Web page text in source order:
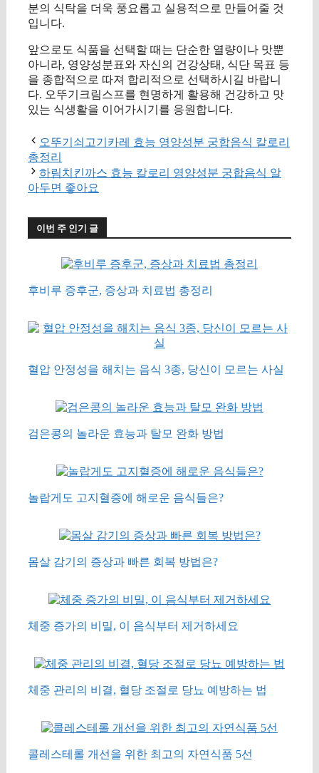
분의 식탁을 더욱 풍요롭고 실용적으로 만들어줄 것
입니다.
앞으로도 식품을 선택할 때는 단순한 열량이나 맛뿐
아니라, 영양성분표와 자신의 건강상태, 식단 목표 등
을 종합적으로 따져 합리적으로 선택하시길 바랍니
다. 오뚜기크림스프를 현명하게 활용해 건강하고 맛
있는 식생활을 이어가시기를 응원합니다.
오뚜기쇠고기카레 효능 영양성분 궁합음식 칼로리
총정리
하림치킨까스 효능 칼로리 영양성분 궁합음식 알
아두면 좋아요
이번 주 인기 글
후비루 증후군, 증상과 치료법 총정리
혈압 안정성을 해치는 음식 3종, 당신이 모르는 사실
검은콩의 놀라운 효능과 탈모 완화 방법
놀랍게도 고지혈증에 해로운 음식들은?
몸살 감기의 증상과 빠른 회복 방법은?
체중 증가의 비밀, 이 음식부터 제거하세요
체중 관리의 비결, 혈당 조절로 당뇨 예방하는 법
콜레스테롤 개선을 위한 최고의 자연식품 5선